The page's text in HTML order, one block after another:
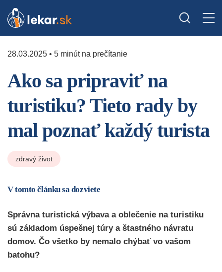
28.03.2025 • 5 minút na prečítanie
Ako sa pripraviť na
turistiku? Tieto rady by
mal poznať každý turista
zdravý život
V tomto článku sa dozviete
Správna turistická výbava a oblečenie na turistiku
sú základom úspešnej túry a štastného návratu
domov. Čo všetko by nemalo chýbať vo vašom
batohu?